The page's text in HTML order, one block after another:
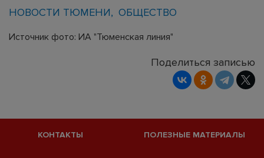
НОВОСТИ ТЮМЕНИ ОБЩЕСТВО
Источник фото: ИА "Тюменская линия"
Поделиться записью
КОНТАКТЫ ПОЛЕЗНЫЕ МАТЕРИАЛЫ